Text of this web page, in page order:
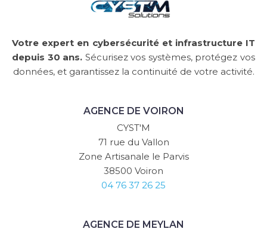
Votre expert en cybersécurité et infrastructure IT
depuis 30 ans. Sécurisez vos systèmes, protégez vos
données, et garantissez la continuité de votre activité.
AGENCE DE VOIRON
CYST'M
71 rue du Vallon
Zone Artisanale le Parvis
38500 Voiron
04 76 37 26 25
AGENCE DE MEYLAN